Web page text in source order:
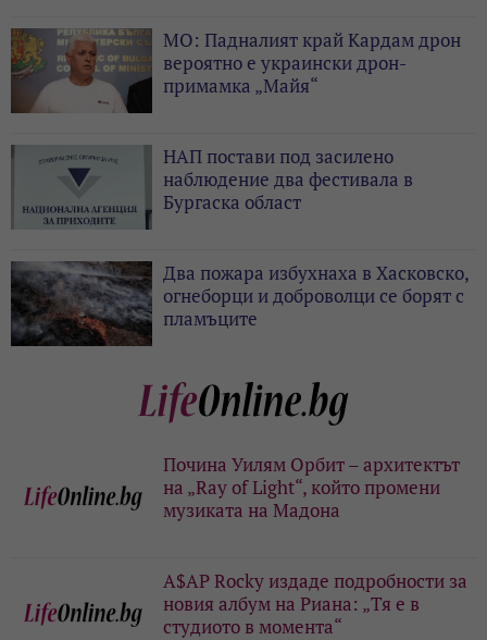
МО: Падналият край Кардам дрон
вероятно е украински дрон-
примамка „Майя“
НАП постави под засилено
наблюдение два фестивала в
Бургаска област
Два пожара избухнаха в Хасковско,
огнеборци и доброволци се борят с
пламъците
Почина Уилям Орбит – архитектът
на „Ray of Light“, който промени
музиката на Мадона
A$AP Rocky издаде подробности за
новия албум на Риана: „Тя е в
студиото в момента“